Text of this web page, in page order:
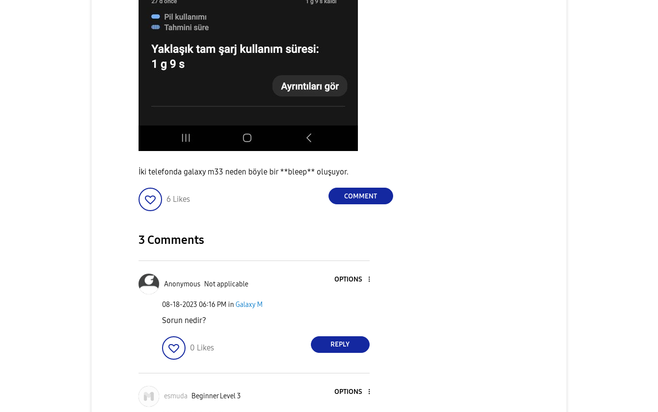
İki telefonda galaxy m33 neden böyle bir **bleep** oluşuyor.
6 Likes COMMENT
3 Comments
Anonymous Not applicable
OPTIONS
‎08-18-2023 06:16 PM in Galaxy M
Sorun nedir?
0 Likes REPLY
esmuda Beginner Level 3
OPTIONS